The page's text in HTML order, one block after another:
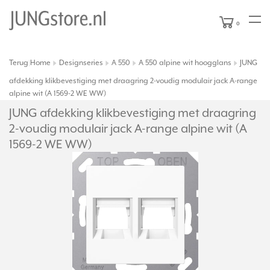
0
Terug Home Designseries A 550 A 550 alpine wit hoogglans JUNG
afdekking klikbevestiging met draagring 2-voudig modulair jack A-range
alpine wit (A 1569-2 WE WW)
JUNG afdekking klikbevestiging met draagring
2-voudig modulair jack A-range alpine wit (A
1569-2 WE WW)